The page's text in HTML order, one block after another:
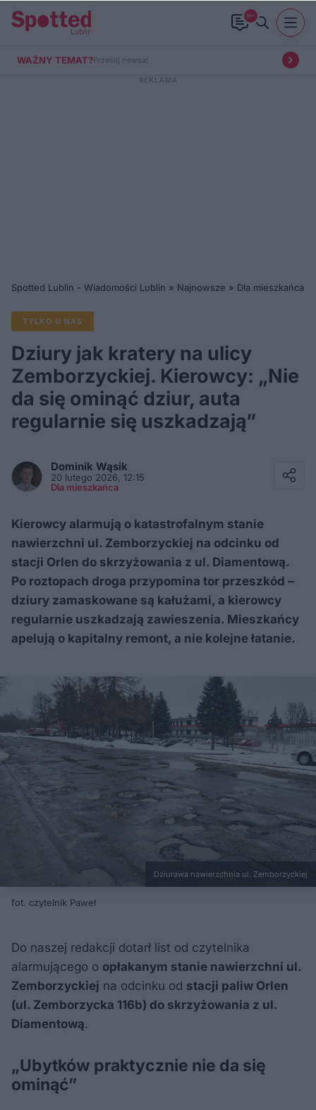
99+
WAŻNY TEMAT?Prześlij newsa!
Spotted Lublin - Wiadomości Lublin » Najnowsze » Dla mieszkańca
TYLKO U NAS
Dziury jak kratery na ulicy
Zemborzyckiej. Kierowcy: „Nie
da się ominąć dziur, auta
regularnie się uszkadzają”
Dominik Wąsik
20 lutego 2026, 12:15
Dla mieszkańca
Kierowcy alarmują o katastrofalnym stanie
nawierzchni ul. Zemborzyckiej na odcinku od
stacji Orlen do skrzyżowania z ul. Diamentową.
Po roztopach droga przypomina tor przeszkód –
dziury zamaskowane są kałużami, a kierowcy
regularnie uszkadzają zawieszenia. Mieszkańcy
apelują o kapitalny remont, a nie kolejne łatanie.
Dziurawa nawierzchnia ul. Zemborzyckiej
fot. czytelnik Paweł
Do naszej redakcji dotarł list od czytelnika
alarmującego o opłakanym stanie nawierzchni ul.
Zemborzyckiej na odcinku od stacji paliw Orlen
(ul. Zemborzycka 116b) do skrzyżowania z ul.
Diamentową.
„Ubytków praktycznie nie da się
ominąć”